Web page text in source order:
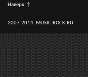
Наверх ↑
2007-2014, MUSIC-ROCK.RU